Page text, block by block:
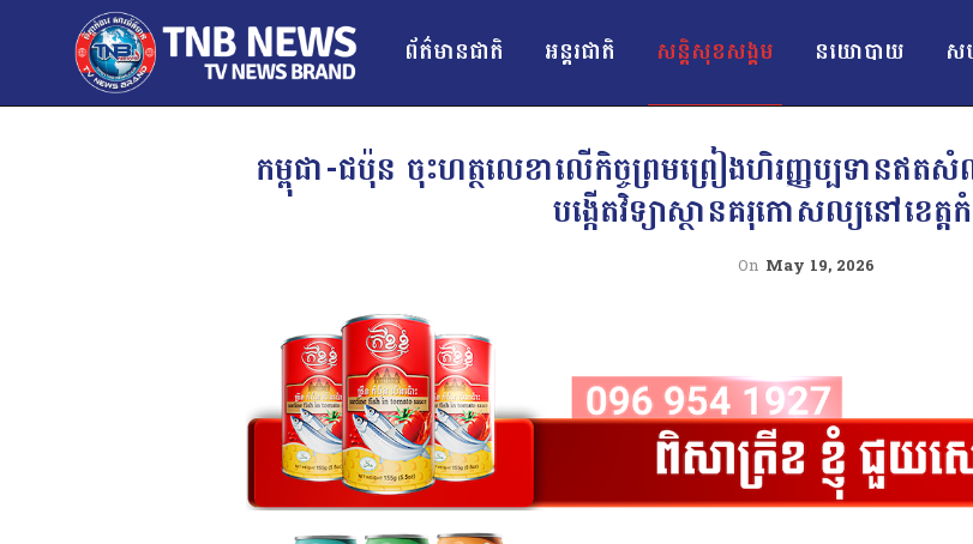
ព័ត៌មានជាតិ អន្ដរជាតិ សន្តិសុខសង្គម នយោបាយ ស
កម្ពុជា-ជប៉ុន ចុះហត្ថលេខាលើកិច្ចព្រមព្រៀងហិរញ្ញប្បទានឥ
បង្កើតវិទ្យាស្ថានគរុកោសល្យនៅខេត្
On May 19, 2026